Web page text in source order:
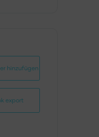
hinzufügen
export